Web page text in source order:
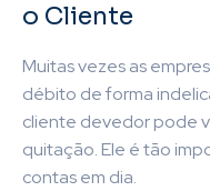
o Cliente
Muitas vezes as
débito de forma
cliente devedor pode
quitação. Ele é tão
contas em dia.